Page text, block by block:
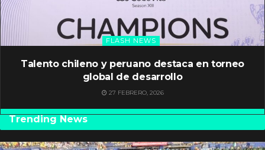
FLASH NEWS
Talento chileno y peruano destaca en torneo
global de desarrollo
27 FEBRERO, 2026
Trending News